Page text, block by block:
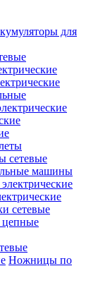
для
сетевые
машины
сетевые
Ножницы по